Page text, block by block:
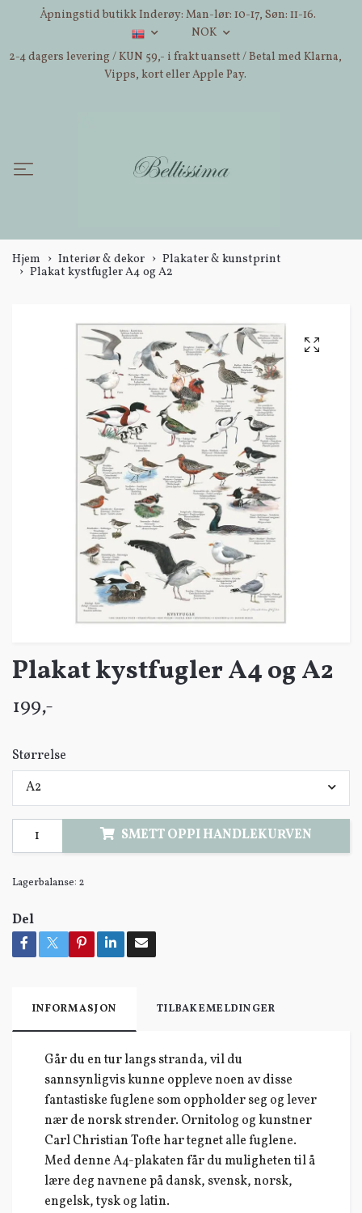
Åpningstid butikk Inderøy: Man-lør: 10-17, Søn: 11-16.
NOK
2-4 dagers levering / KUN 59,- i frakt uansett / Betal med Klarna,
Vipps, kort eller Apple Pay.
Hjem Interiør & dekor
Plakater & kunstprint
Plakat kystfugler A4 og A2
Plakat kystfugler A4 og A2
199,-
Størrelse
A2
SMETT OPPI HANDLEKURVEN
Lagerbalanse: 2
Del
INFORMASJON TILBAKEMELDINGER
Går du en tur langs stranda, vil du
sannsynligvis kunne oppleve noen av disse
fantastiske fuglene som oppholder seg og lever
nær de norsk strender. Ornitolog og kunstner
Carl Christian Tofte har tegnet alle fuglene.
Med denne A4-plakaten får du muligheten til å
lære deg navnene på dansk, svensk, norsk,
engelsk, tysk og latin.